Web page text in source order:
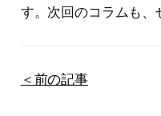
す。次回のコラムも、
＜前の記事